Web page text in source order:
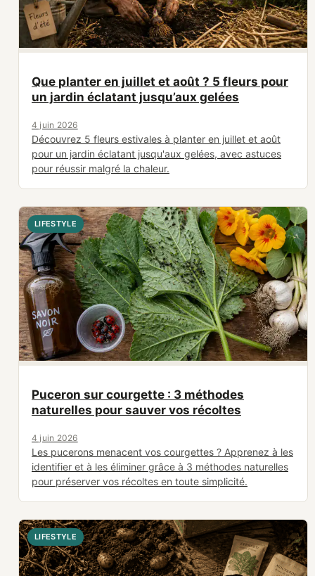
Que planter en juillet et août ? 5 fleurs pour
un jardin éclatant jusqu’aux gelées
4 juin 2026
Découvrez 5 fleurs estivales à planter en juillet et août
pour un jardin éclatant jusqu'aux gelées, avec astuces
pour réussir malgré la chaleur.
LIFESTYLE
Puceron sur courgette : 3 méthodes
naturelles pour sauver vos récoltes
4 juin 2026
Les pucerons menacent vos courgettes ? Apprenez à les
identifier et à les éliminer grâce à 3 méthodes naturelles
pour préserver vos récoltes en toute simplicité.
LIFESTYLE